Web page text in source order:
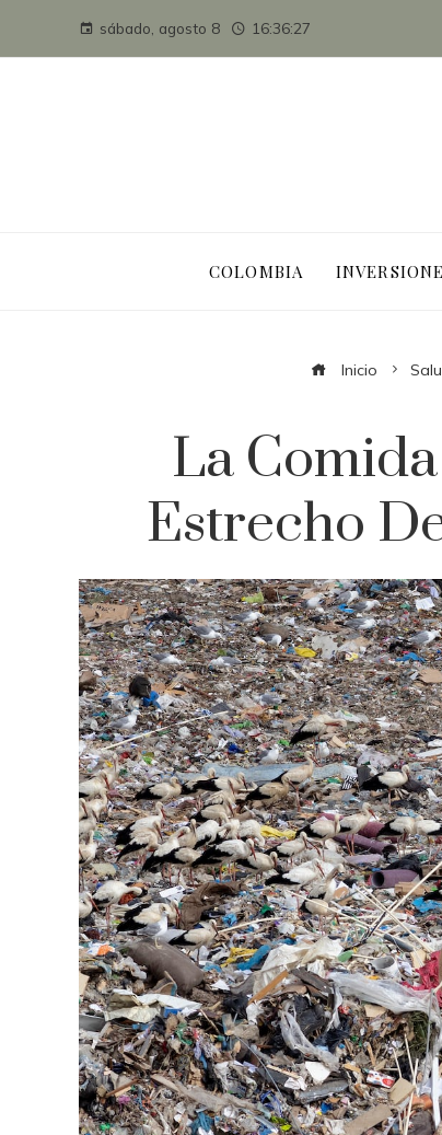
sábado, agosto 8 16:36:28
COLOMBIA
Inicio
La
Estrecho